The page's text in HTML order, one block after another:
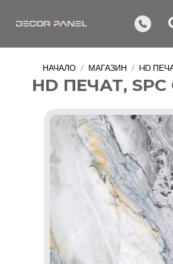
НАЧАЛО / МАГАЗИН / HD
HD ПЕЧАТ,